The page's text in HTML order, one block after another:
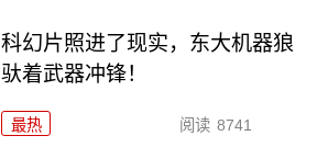
科幻片照进了现实，东大机器狼
驮着武器冲锋！
最热 阅读 8741